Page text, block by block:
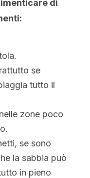
di
se
tutto il
zone poco
se sono
la sabbia può
in pieno